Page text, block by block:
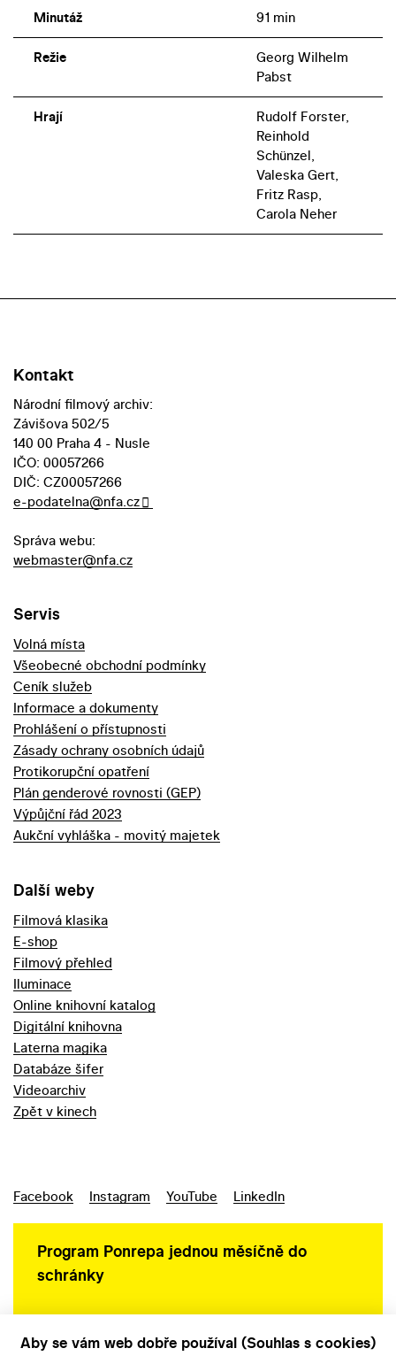
Minutáž 91 min
Režie
Georg Wilhelm
Pabst
Hrají
Rudolf Forster,
Reinhold
Schünzel,
Valeska Gert,
Fritz Rasp,
Carola Neher
Kontakt
Národní filmový archiv:
Závišova 502/5
140 00 Praha 4 - Nusle
IČO: 00057266
DIČ: CZ00057266
e-podatelna@nfa.cz
Správa webu:
webmaster@nfa.cz
Servis
Volná místa
Všeobecné obchodní podmínky
Ceník služeb
Informace a dokumenty
Prohlášení o přístupnosti
Zásady ochrany osobních údajů
Protikorupční opatření
Plán genderové rovnosti (GEP)
Výpůjční řád 2023
Aukční vyhláška - movitý majetek
Další weby
Filmová klasika
E-shop
Filmový přehled
Iluminace
Online knihovní katalog
Digitální knihovna
Laterna magika
Databáze šifer
Videoarchiv
Zpět v kinech
Facebook Instagram YouTube LinkedIn
Program Ponrepa jednou měsíčně do
schránky
Aby se vám web dobře používal (Souhlas s cookies)